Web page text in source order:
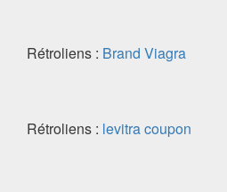
Rétroliens : Brand Viagra
Rétroliens : levitra coupon